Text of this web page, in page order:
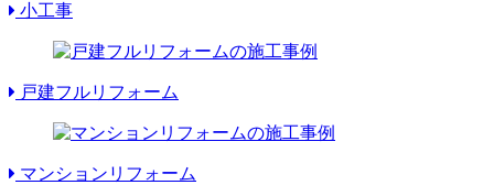
小工事
戸建フルリフォーム
マンションリフォーム